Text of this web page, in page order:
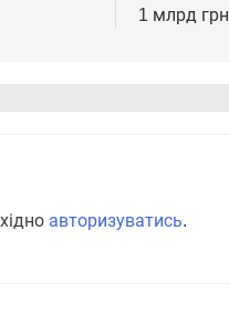
1 млрд грн
авторизуватись.